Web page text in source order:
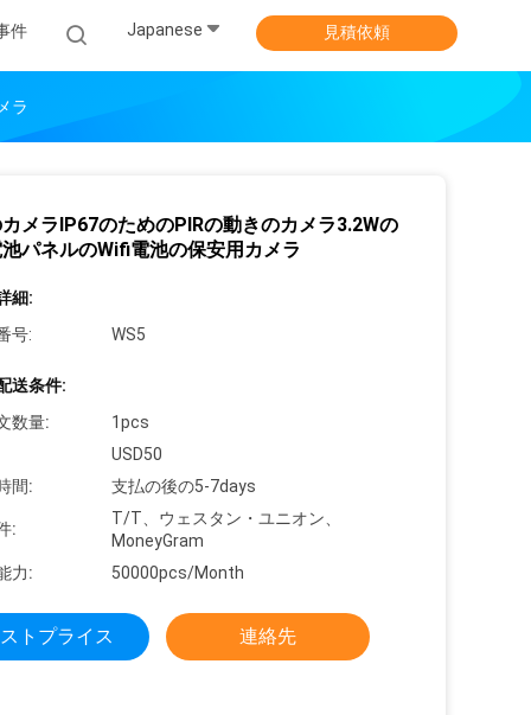
件 Japanese 見積依頼
ラ
メラIP67のためのPIRの動きのカメラ3.2Wの
パネルのWifi電池の保安用カメラ
細:
号:
WS5
送条件:
数量:
1pcs
USD50
間:
支払の後の5-7days
:
T/T、ウェスタン・ユニオン、
MoneyGram
力:
50000pcs/Month
トプライス 連絡先